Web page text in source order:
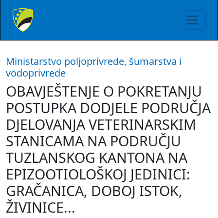
Ministarstvo poljoprivrede, šumarstva i
vodoprivrede
OBAVJEŠTENJE O POKRETANJU
POSTUPKA DODJELE PODRUČJA
DJELOVANJA VETERINARSKIM
STANICAMA NA PODRUČJU
TUZLANSKOG KANTONA NA
EPIZOOTIOLOŠKOJ JEDINICI:
GRAČANICA, DOBOJ ISTOK,
ŽIVINICE...